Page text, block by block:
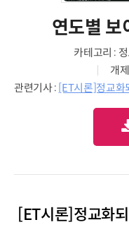
연도별 보
카테고리 :
개
관련기사 : [ET시론]정교화되
[ET시론]정교화